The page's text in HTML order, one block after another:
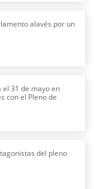
alavés por un
31 de mayo en
con el Pleno de
del pleno